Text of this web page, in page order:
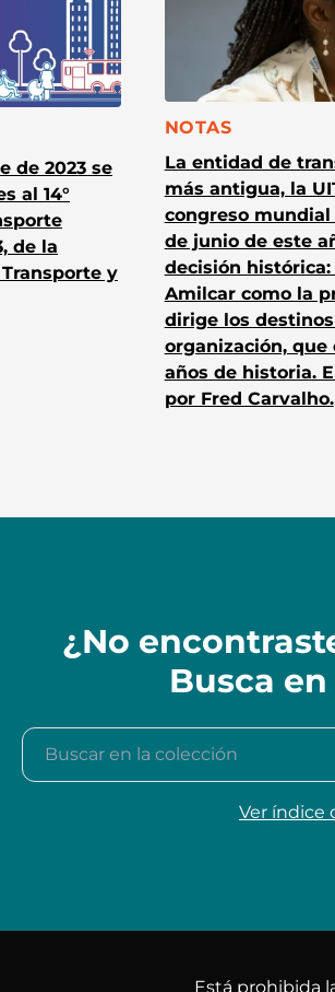
de 2023 se
al 14°
de la
y
CATEGORÍA:
NOTAS
La entidad de
más antigua, la
congreso
de junio de este
decisión histórica:
Amilcar como la
dirige los
organización, que
años de historia.
por Fred Carvalho.
¿No
Busca
Buscar en la colección
Ver índice
Está prohibida